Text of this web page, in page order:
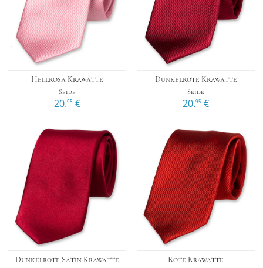
Hellrosa Krawatte
Seide
20.95 €
Dunkelrote Krawatte
Seide
20.95 €
Dunkelrote Satin Krawatte Rote Krawatte